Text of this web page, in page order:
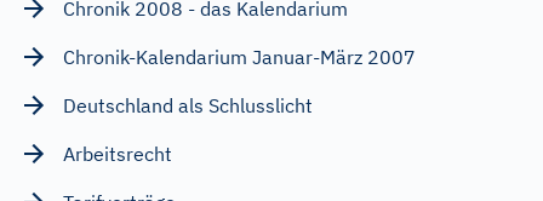
Chronik 2008 - das Kalendarium
Chronik-Kalendarium Januar-März 2007
Deutschland als Schlusslicht
Arbeitsrecht